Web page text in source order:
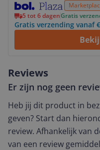
5 tot 6 dagenGratis
Gratis verzending vanaf
Reviews
Er zijn nog geen
Heb jij dit product in
geven? Start dan
review. Afhankelijk van
van een review